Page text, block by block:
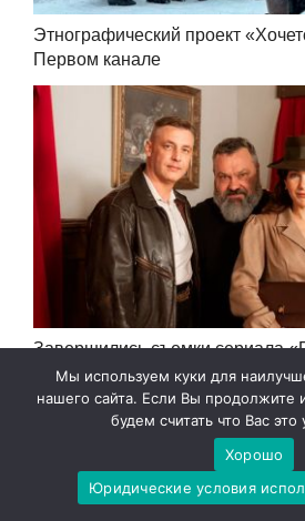
Этнографический проект
Первом канале
Завершились съемки сериала
послевоенного времени»
Мы используем куки для
нашего сайта. Если Вы продолжите
будем считать что Вас это
Хорошо
Юридические условия